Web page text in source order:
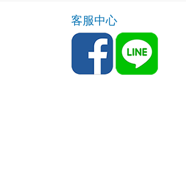
客服中心